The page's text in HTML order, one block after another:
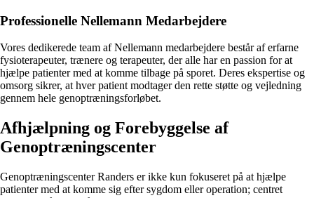
Professionelle Nellemann Medarbejdere
Vores dedikerede team af Nellemann medarbejdere består af erfarne
fysioterapeuter, trænere og terapeuter, der alle har en passion for at
hjælpe patienter med at komme tilbage på sporet. Deres ekspertise og
omsorg sikrer, at hver patient modtager den rette støtte og vejledning
gennem hele genoptræningsforløbet.
Afhjælpning og Forebyggelse af
Genoptræningscenter
Genoptræningscenter Randers er ikke kun fokuseret på at hjælpe
patienter med at komme sig efter sygdom eller operation; centret